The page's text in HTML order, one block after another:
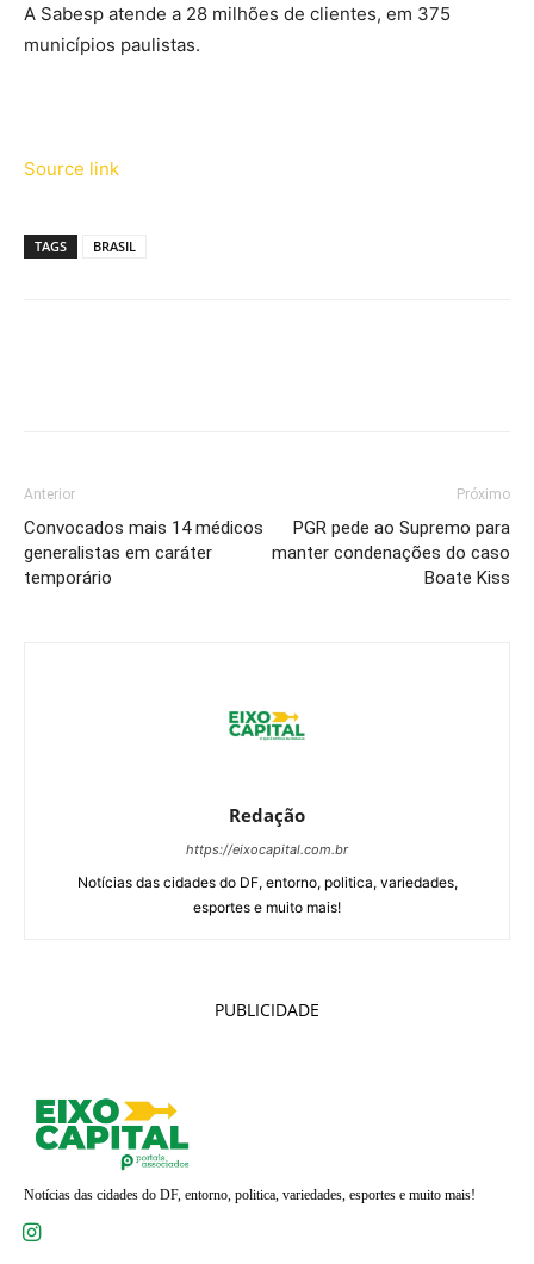
A Sabesp atende a 28 milhões de clientes, em 375
municípios paulistas.
Source link
TAGS BRASIL
Anterior
Convocados mais 14 médicos
generalistas em caráter
temporário
Próximo
PGR pede ao Supremo para
manter condenações do caso
Boate Kiss
Redação
https://eixocapital.com.br
Notícias das cidades do DF, entorno, politica, variedades,
esportes e muito mais!
PUBLICIDADE
Notícias das cidades do DF, entorno, politica, variedades, esportes e muito mais!